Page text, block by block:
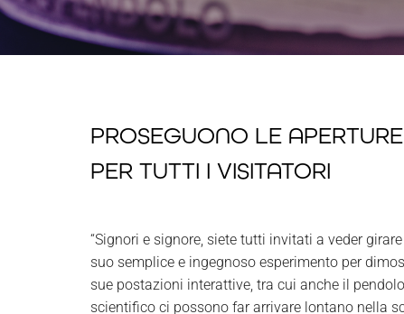
PROSEGUONO LE
PER TUTTI I VISITATORI
“Signori e signore, siete tutti invitati a veder
suo semplice e ingegnoso esperimento per
sue postazioni interattive, tra cui anche il
scientifico ci possono far arrivare lontano nella